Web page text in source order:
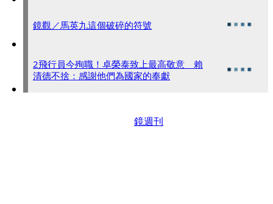
鏡觀／馬英九這個破碎的符號
2飛行員今殉職！卓榮泰致上最高敬意 賴
清德不捨：感謝他們為國家的奉獻
鏡週刊